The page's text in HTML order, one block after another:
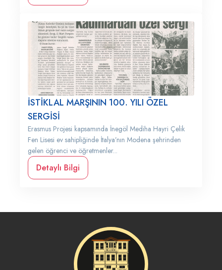
İSTİKLAL MARŞININ 100. YILI ÖZEL
SERGİSİ
Erasmus Projesi kapsamında İnegöl Mediha Hayri Çelik
Fen Lisesi ev sahipliğinde İtalya’nın Modena şehrinden
gelen öğrenci ve öğretmenler...
Detaylı Bilgi